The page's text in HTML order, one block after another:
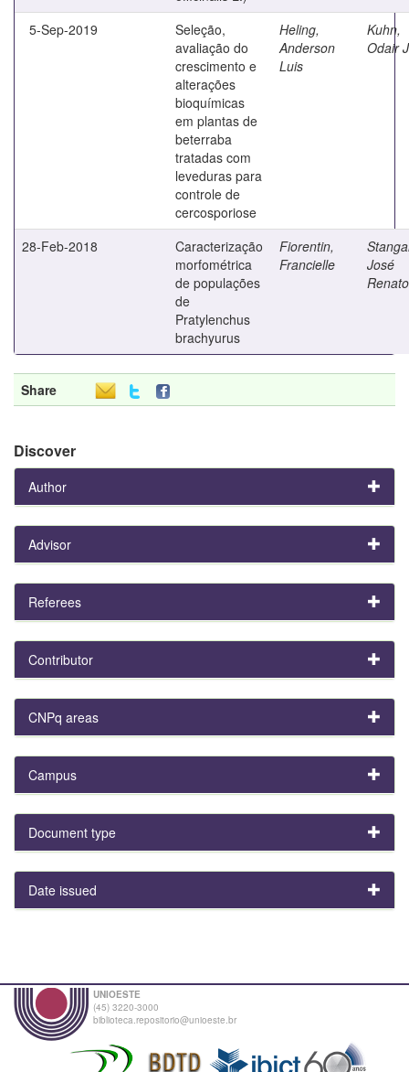
5-Sep-2019
Seleção,
avaliação do
crescimento e
alterações
bioquímicas
em plantas de
beterraba
tratadas com
leveduras para
controle de
cercosporiose
Heling,
Anderson
Luis
Kuhn,
Odair
28-Feb-2018
Caracterização
morfométrica
de populações
de
Pratylenchus
brachyurus
Fiorentin,
Francielle
José
Renato
Share
Discover
Author
Advisor
Referees
Contributor
CNPq areas
Campus
Document type
Date issued
UNIOESTE
(45) 3220-3000
biblioteca.repositorio@unioeste.br